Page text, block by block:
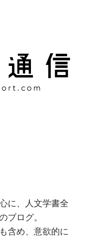
に、人文学書全
ブログ。
含め、意欲的に